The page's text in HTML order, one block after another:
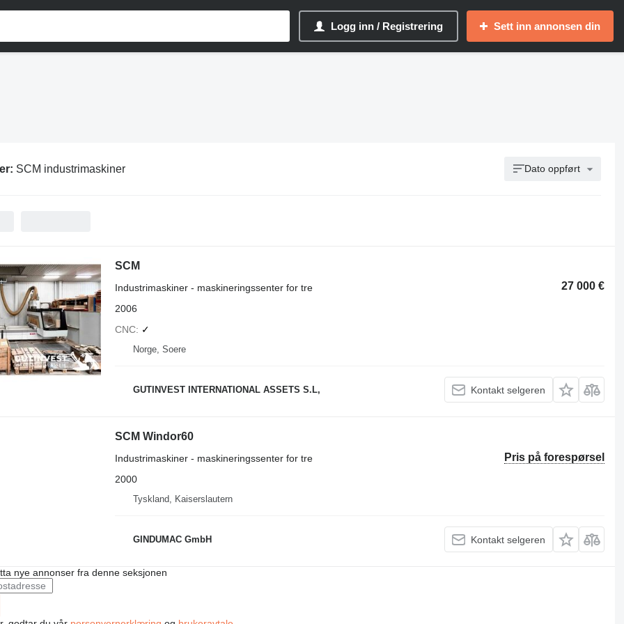
Logg inn / Registrering Sett inn annonsen din
SCM industrimaskiner Dato oppført
SCM
27 000 €
Industrimaskiner - maskineringssenter for tre
2006
CNC
✓
Norge, Soere
GUTINVEST INTERNATIONAL ASSETS S.L, Kontakt selgeren
SCM Windor60
Pris på forespørsel
Industrimaskiner - maskineringssenter for tre
2000
Tyskland, Kaiserslautern
GINDUMAC GmbH Kontakt selgeren
nye annonser fra denne seksjonen